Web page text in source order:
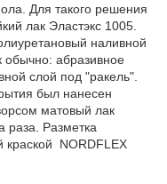
Для такого решения
лак Эластэкс 1005.
наливной
абразивное
слой под "ракель".
был нанесен
матовый лак
раза. Разметка
краской NORDFLEX